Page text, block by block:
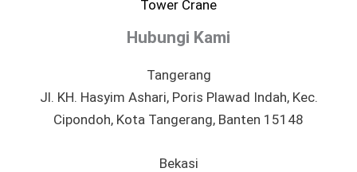
Hubungi Kami
Tangerang
Jl. KH. Hasyim Ashari, Poris Plawad Indah, Kec.
Cipondoh, Kota Tangerang, Banten 15148
Bekasi
Tower Crane